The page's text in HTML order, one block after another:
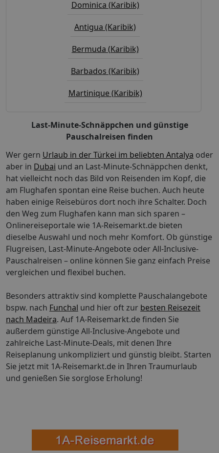
Dominica (Karibik)
Antigua (Karibik)
Bermuda (Karibik)
Barbados (Karibik)
Martinique (Karibik)
Last-Minute-Schnäppchen und günstige
Pauschalreisen finden
Wer gern Urlaub in der Türkei im beliebten Antalya oder
aber in Dubai und an Last-Minute-Schnäppchen denkt,
hat vielleicht noch das Bild von Reisenden im Kopf, die
am Flughafen spontan eine Reise buchen. Auch heute
haben einige Reisebüros dort noch ihre Schalter. Doch
den Weg zum Flughafen kann man sich sparen –
Onlinereiseportale wie 1A-Reisemarkt.de bieten
dieselbe Auswahl und noch mehr Komfort. Ob günstige
Flugreisen, Last-Minute-Angebote oder All-Inclusive-
Pauschalreisen – online können Sie ganz einfach Preise
vergleichen und flexibel buchen.
Besonders attraktiv sind komplette Pauschalangebote
bspw. nach Funchal und hier oft zur besten Reisezeit
nach Madeira. Auf 1A-Reisemarkt.de finden Sie
außerdem günstige All-Inclusive-Angebote und
zahlreiche Last-Minute-Deals, mit denen Ihre
Reiseplanung unkompliziert und günstig bleibt. Starten
Sie jetzt mit 1A-Reisemarkt.de in Ihren Traumurlaub
und genießen Sie sorglose Erholung!